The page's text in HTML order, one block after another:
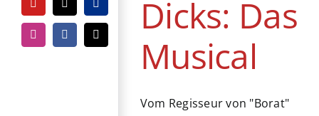
YouTubeTiktokPayPal
InstagramFacebook
E-
Mail
Dicks: Das
Musical
Vom Regisseur von "Borat"